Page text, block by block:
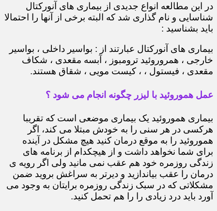
در این مطالعه انواع جدیدی از بیماری های آنورکتال
شناسایی و نام گذاری شد که البته برخی از آنها را احتمالا
باید بشناسید :
بیماری های آنورکتال عبارتند از : بواسیر داخلی ، بواسیر
خارجی ، همروروئید ترومبوز ، آبسه مقعدی ، شکاف
مقعدی ، فیستول ، ، کیست مویی ، شقاق هستند.
عمل هموروئید با لیزر چگونه انجام می شود ؟
بیماری هموروئید یک بیماری موضعی است که تقریبا
هرکسی در هر سنی را به خودش مبتلا می کند، اگر
هموروئید را به موقع درمان کنید هیچ مشکل در آینده
برای شما نخواهد داشت و از هیچکدام از برنامه های
زندگی روزمره خود هم عقب نمی مانید ولی اگر رویه ی
درمان را عقب بیاندازید و دیرتر به سراغش بروید ضمن
مشکلاتی که در سبک زندگی روزمره برایتان به وجود می
آورد باید درد زیادی را را هم تحمل کنید.